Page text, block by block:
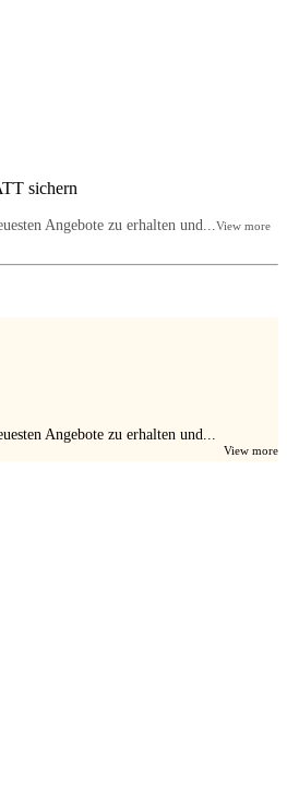
sichern
Angebote zu erhalten und... View more
Angebote zu erhalten und...
View more